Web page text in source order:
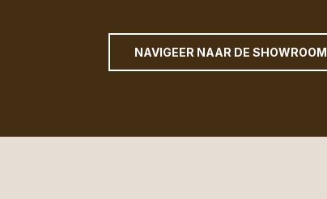
NAVIGEER NAAR DE SHOWROOM